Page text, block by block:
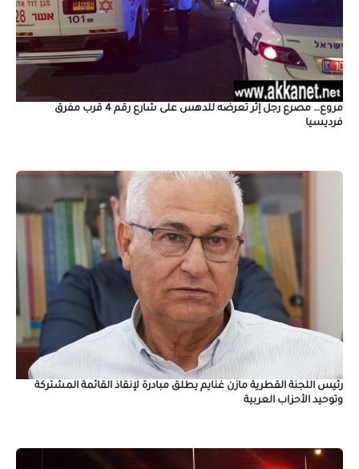
مروع… مصرع رجل إثر تعرضه للدهس على شارع رقم 4 قرب مفرق
فرديسيا
رئيس اللجنة القطرية مازن غنايم يطلق مبادرة لإنقاذ القائمة المشتركة
وتوحيد الأحزاب العربية